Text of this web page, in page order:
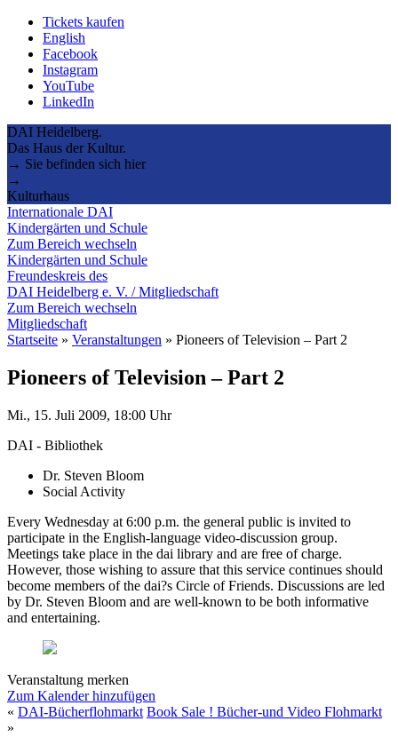
Tickets kaufen
English
Facebook
Instagram
YouTube
LinkedIn
DAI Heidelberg.
Das Haus der Kultur.
→ Sie befinden sich hier
→
Kulturhaus
Internationale DAI
Kindergärten und Schule
Zum Bereich wechseln
Kindergärten und Schule
Freundeskreis des
DAI Heidelberg e. V. / Mitgliedschaft
Zum Bereich wechseln
Mitgliedschaft
Startseite » Veranstaltungen » Pioneers of Television – Part 2
Pioneers of Television – Part 2
Mi., 15. Juli 2009, 18:00 Uhr
DAI - Bibliothek
Dr. Steven Bloom
Social Activity
Every Wednesday at 6:00 p.m. the general public is invited to
participate in the English-language video-discussion group.
Meetings take place in the dai library and are free of charge.
However, those wishing to assure that this service continues should
become members of the dai?s Circle of Friends. Discussions are led
by Dr. Steven Bloom and are well-known to be both informative
and entertaining.
Veranstaltung merken
Zum Kalender hinzufügen
« DAI-Bücherflohmarkt Book Sale ! Bücher-und Video Flohmarkt
»